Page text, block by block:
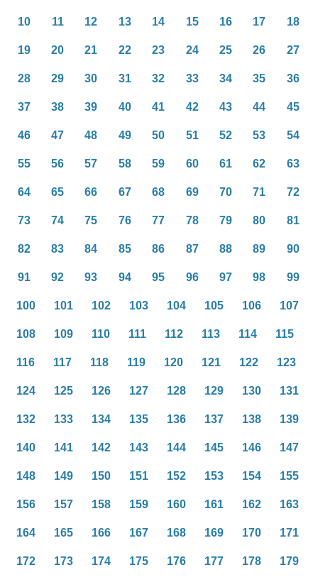
10 11 12 13 14 15 16 17 18
19 20 21 22 23 24 25 26 27
28 29 30 31 32 33 34 35 36
37 38 39 40 41 42 43 44 45
46 47 48 49 50 51 52 53 54
55 56 57 58 59 60 61 62 63
64 65 66 67 68 69 70 71 72
73 74 75 76 77 78 79 80 81
82 83 84 85 86 87 88 89 90
91 92 93 94 95 96 97 98 99
100 101 102 103 104 105 106 107
108 109 110 111 112 113 114 115
116 117 118 119 120 121 122 123
124 125 126 127 128 129 130 131
132 133 134 135 136 137 138 139
140 141 142 143 144 145 146 147
148 149 150 151 152 153 154 155
156 157 158 159 160 161 162 163
164 165 166 167 168 169 170 171
172 173 174 175 176 177 178 179